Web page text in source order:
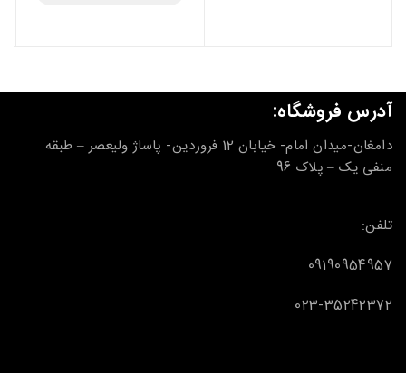
آدرس فروشگاه:
دامغان-میدان امام- خیابان 12 فروردین- پاساژ ولیعصر – طبقه
منفی یک – پلاک 96
تلفن:
09190954957
023-35242372